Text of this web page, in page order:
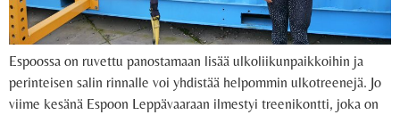
Espoossa on ruvettu panostamaan lisää ulkoliikunpaikkoihin ja
perinteisen salin rinnalle voi yhdistää helpommin ulkotreenejä. Jo
viime kesänä Espoon Leppävaaraan ilmestyi treenikontti, joka on